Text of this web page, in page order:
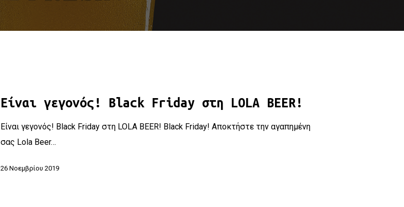
Είναι γεγονός! Black Friday στη LOLA BEER!
Είναι γεγονός! Black Friday στη LOLA BEER! Black Friday! Αποκτήστε την αγαπημένη
σας Lola Beer…
26 Νοεμβρίου 2019